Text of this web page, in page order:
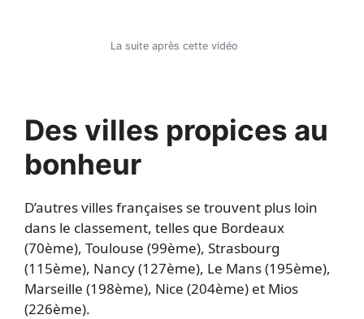
La suite après cette vidéo
Des villes propices au
bonheur
D’autres villes françaises se trouvent plus loin
dans le classement, telles que Bordeaux
(70ème), Toulouse (99ème), Strasbourg
(115ème), Nancy (127ème), Le Mans (195ème),
Marseille (198ème), Nice (204ème) et Mios
(226ème).